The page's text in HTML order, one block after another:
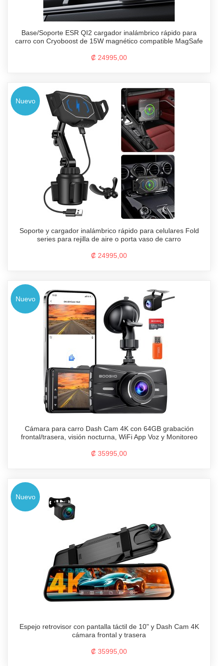
Base/Soporte ESR QI2 cargador inalámbrico rápido para
carro con Cryoboost de 15W magnético compatible MagSafe
₡ 24995,00
Nuevo
Soporte y cargador inalámbrico rápido para celulares Fold
series para rejilla de aire o porta vaso de carro
₡ 24995,00
Nuevo
Cámara para carro Dash Cam 4K con 64GB grabación
frontal/trasera, visión nocturna, WiFi App Voz y Monitoreo
₡ 35995,00
Nuevo
Espejo retrovisor con pantalla táctil de 10" y Dash Cam 4K
cámara frontal y trasera
₡ 35995,00